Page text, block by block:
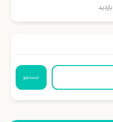
جستجو